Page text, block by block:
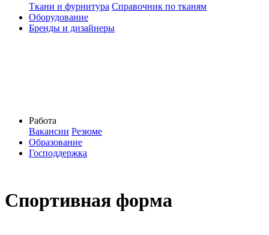
Ткани и фурнитура Справочник по тканям
Оборудование
Бренды и дизайнеры
Работа
Вакансии Резюме
Образование
Господдержка
Спортивная форма